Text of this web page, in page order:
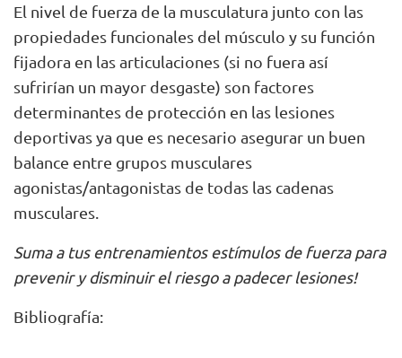
El nivel de fuerza de la musculatura junto con las
propiedades funcionales del músculo y su función
fijadora en las articulaciones (si no fuera así
sufrirían un mayor desgaste) son factores
determinantes de protección en las lesiones
deportivas ya que es necesario asegurar un buen
balance entre grupos musculares
agonistas/antagonistas de todas las cadenas
musculares.
Suma a tus entrenamientos estímulos de fuerza para
prevenir y disminuir el riesgo a padecer lesiones!
Bibliografía: